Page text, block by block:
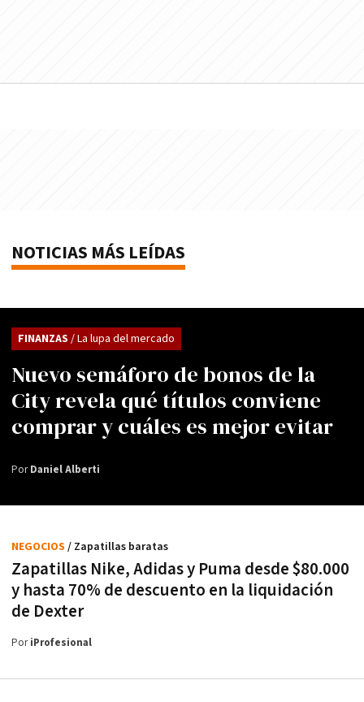
NOTICIAS MÁS LEÍDAS
Nuevo semáforo de bonos de la
City revela qué títulos conviene
comprar y cuáles es mejor evitar
FINANZAS / La lupa del mercado
PorDaniel Alberti
Zapatillas Nike, Adidas y Puma desde $80.000
y hasta 70% de descuento en la liquidación
de Dexter
NEGOCIOS / Zapatillas baratas
PoriProfesional